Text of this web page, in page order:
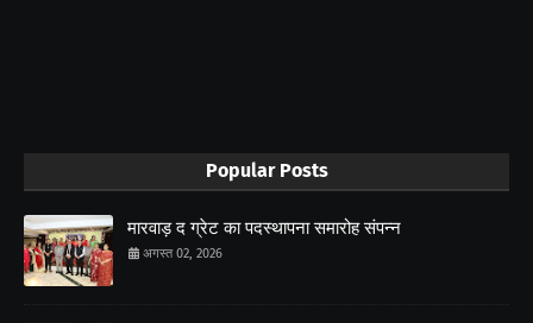
Popular Posts
मारवाड़ द ग्रेट का पदस्थापना समारोह संपन्न
अगस्त 02, 2026